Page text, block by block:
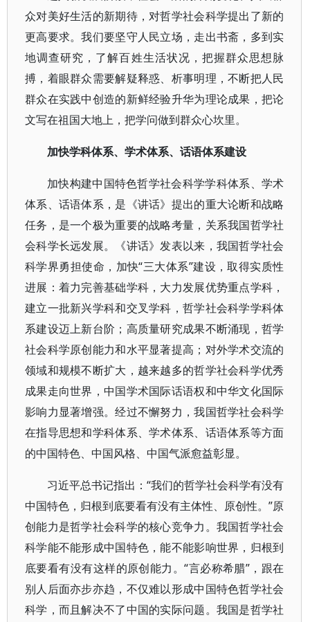
众对美好生活的新期待，对哲学社会科学提出了新的
更高要求。我们要坚守人民立场，走出书斋，多到实
地调查研究，了解百姓生活状况，把握群众思想脉
搏，着眼群众需要解疑释惑、析事明理，不断把人民
群众在实践中创造的新鲜经验升华为理论成果，把论
文写在祖国大地上，把学问做到群众心坎里。
加快学科体系、学术体系、话语体系建设
加快构建中国特色哲学社会科学学科体系、学术
体系、话语体系，是《讲话》提出的重大论断和战略
任务，是一个极为重要的战略考量，关系我国哲学社
会科学长远发展。《讲话》发表以来，我国哲学社会
科学界勇担使命，加快“三大体系”建设，取得实质性
进展：着力完善基础学科，大力发展优势重点学科，
建立一批新兴学科和交叉学科，哲学社会科学学科体
系建设迈上新台阶；高质量研究成果不断涌现，哲学
社会科学原创能力和水平显著提高；对外学术交流的
领域和规模不断扩大，越来越多的哲学社会科学优秀
成果走向世界，中国学术国际话语权和中华文化国际
影响力显著增强。经过不懈努力，我国哲学社会科学
在指导思想和学科体系、学术体系、话语体系等方面
的中国特色、中国风格、中国气派愈益彰显。
习近平总书记指出：“我们的哲学社会科学有没有
中国特色，归根到底要看有没有主体性、原创性。”原
创能力是哲学社会科学的核心竞争力。我国哲学社会
科学能不能形成中国特色，能不能影响世界，归根到
底要看有没有这样的原创能力。“言必称希腊”，跟在
别人后面亦步亦趋，不仅难以形成中国特色哲学社会
科学，而且解决不了中国的实际问题。我国是哲学社